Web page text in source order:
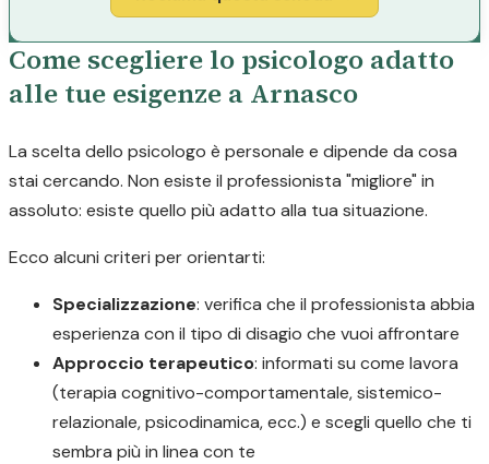
Come scegliere lo psicologo adatto
alle tue esigenze a Arnasco
La scelta dello psicologo è personale e dipende da cosa
stai cercando. Non esiste il professionista "migliore" in
assoluto: esiste quello più adatto alla tua situazione.
Ecco alcuni criteri per orientarti:
Specializzazione: verifica che il professionista abbia
esperienza con il tipo di disagio che vuoi affrontare
Approccio terapeutico: informati su come lavora
(terapia cognitivo-comportamentale, sistemico-
relazionale, psicodinamica, ecc.) e scegli quello che ti
sembra più in linea con te